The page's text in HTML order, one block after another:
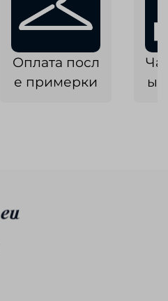
Оплата посл
е примерки